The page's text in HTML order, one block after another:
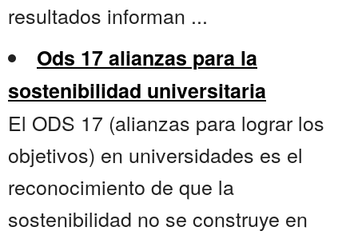
resultados informan ...
Ods 17 alianzas para la
sostenibilidad universitaria
El ODS 17 (alianzas para lograr los
objetivos) en universidades es el
reconocimiento de que la
sostenibilidad no se construye en